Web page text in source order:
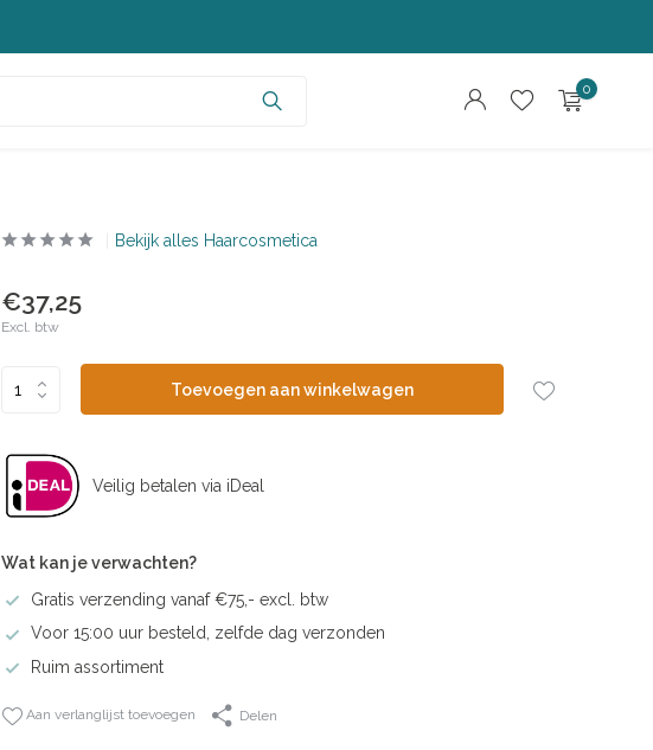
0
Bekijk alles Haarcosmetica
€37,25
Excl. btw
Toevoegen aan winkelwagen
Veilig betalen via iDeal
Wat kan je verwachten?
Gratis verzending vanaf €75,- excl. btw
Voor 15:00 uur besteld, zelfde dag verzonden
Ruim assortiment
Aan verlanglijst toevoegen Delen